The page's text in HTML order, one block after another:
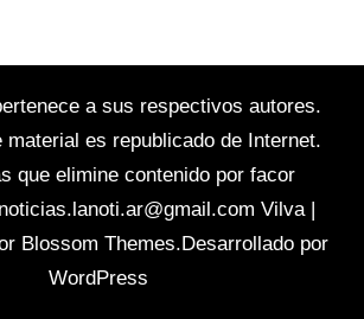
a sus respectivos autores.
material es republicado de Internet.
que elimine contenido por facor
noticias.lanoti.ar@gmail.com Vilva |
Blossom Themes.Desarrollado por
WordPress